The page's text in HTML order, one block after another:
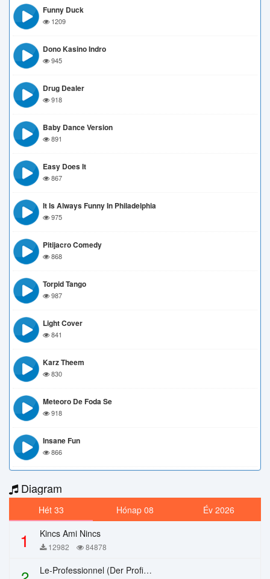
Funny Duck
1209
Dono Kasino Indro
945
Drug Dealer
918
Baby Dance Version
891
Easy Does It
867
It Is Always Funny In Philadelphia
975
Pitijacro Comedy
868
Torpid Tango
987
Light Cover
841
Karz Theem
830
Meteoro De Foda Se
918
Insane Fun
866
Diagram
Hét 33 Hónap 08 Év 2026
1 Kincs Ami Nincs
12982 84878
Le-Professionnel (Der Profi) – Chi Mai